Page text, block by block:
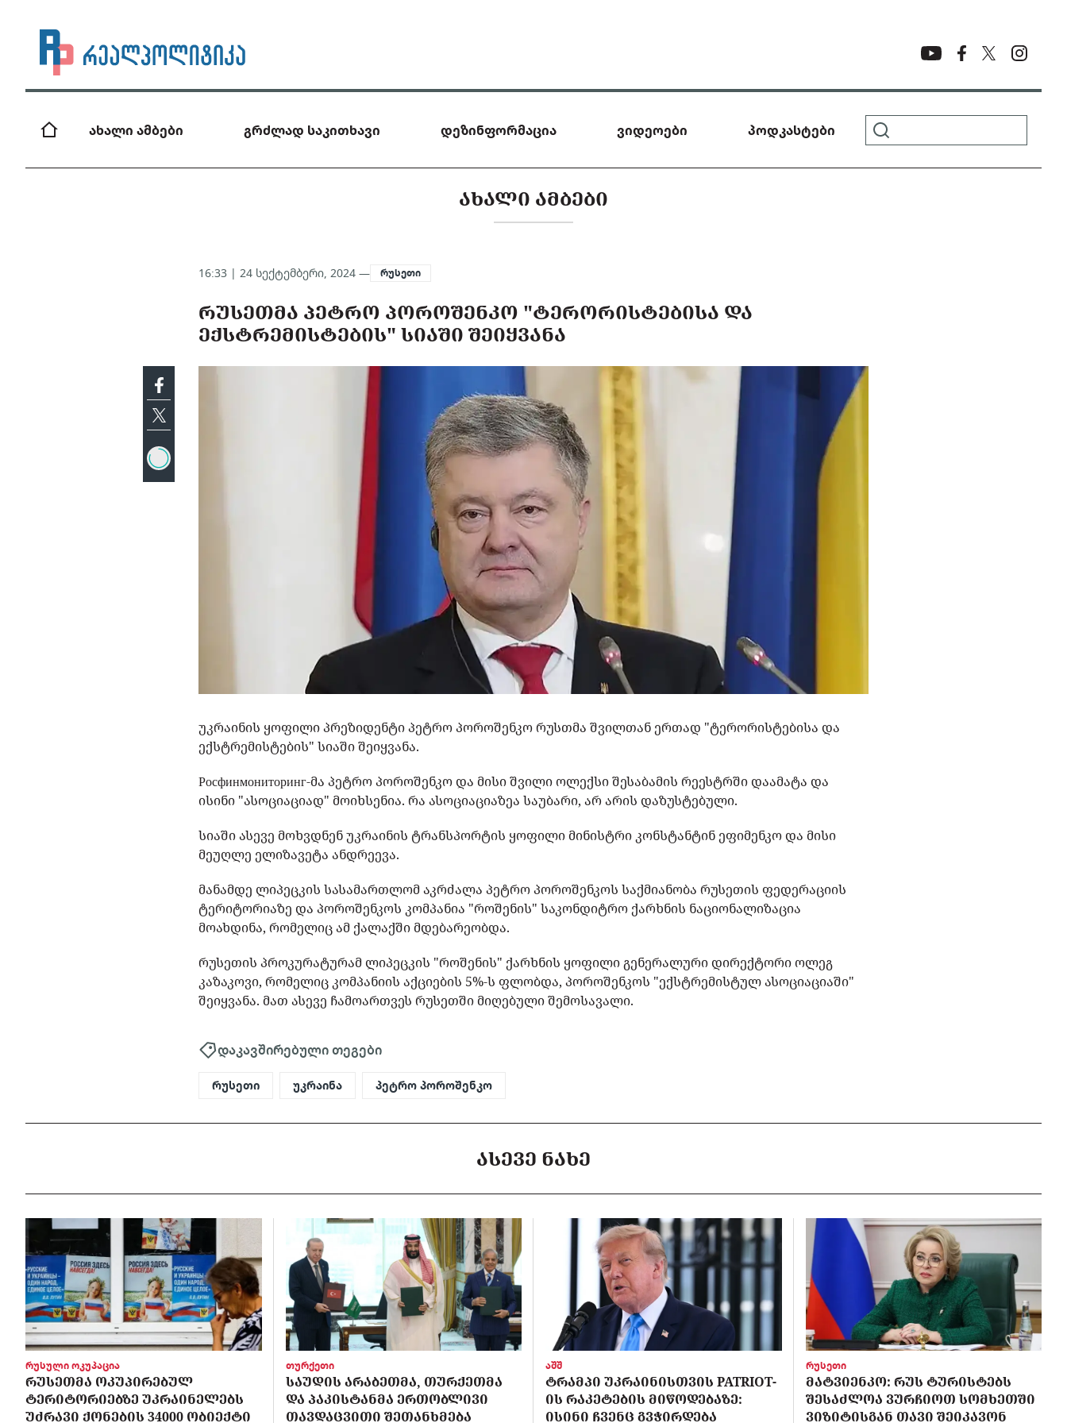
ახალი ამბები გრძლად საკითხავი დეზინფორმაცია ვიდეოები პოდკასტები
ᲐᲮᲐᲚᲘ ᲐᲛᲑᲔᲑᲘ
16:33 | 24 სექტემბერი, 2024 — რუსეთი
ᲠᲣᲡᲔᲗᲛᲐ ᲞᲔᲢᲠᲝ ᲞᲝᲠᲝᲨᲔᲜᲙᲝ "ᲢᲔᲠᲝᲠᲘᲡᲢᲔᲑᲘᲡᲐ ᲓᲐ
ᲔᲥᲡᲢᲠᲔᲛᲘᲡᲢᲔᲑᲘᲡ" ᲡᲘᲐᲨᲘ ᲨᲔᲘᲧᲕᲐᲜᲐ
უკრაინის ყოფილი პრეზიდენტი პეტრო პოროშენკო რუსთმა შვილთან ერთად "ტერორისტებისა და
ექსტრემისტების" სიაში შეიყვანა.
Росфинмониторинг-მა პეტრო პოროშენკო და მისი შვილი ოლექსი შესაბამის რეესტრში დაამატა და
ისინი "ასოციაციად" მოიხსენია. რა ასოციაციაზეა საუბარი, არ არის დაზუსტებული.
სიაში ასევე მოხვდნენ უკრაინის ტრანსპორტის ყოფილი მინისტრი კონსტანტინ ეფიმენკო და მისი
მეუღლე ელიზავეტა ანდრეევა.
მანამდე ლიპეცკის სასამართლომ აკრძალა პეტრო პოროშენკოს საქმიანობა რუსეთის ფედერაციის
ტერიტორიაზე და პოროშენკოს კომპანია "როშენის" საკონდიტრო ქარხნის ნაციონალიზაცია
მოახდინა, რომელიც ამ ქალაქში მდებარეობდა.
რუსეთის პროკურატურამ ლიპეცკის "როშენის" ქარხნის ყოფილი გენერალური დირექტორი ოლეგ
კაზაკოვი, რომელიც კომპანიის აქციების 5%-ს ფლობდა, პოროშენკოს "ექსტრემისტულ ასოციაციაში"
შეიყვანა. მათ ასევე ჩამოართვეს რუსეთში მიღებული შემოსავალი.
დაკავშირებული თეგები
რუსეთი უკრაინა პეტრო პოროშენკო
ᲐᲡᲔᲕᲔ ᲜᲐᲮᲔ
რუსული ოკუპაცია
ᲠᲣᲡᲔᲗᲛᲐ ᲝᲙᲣᲞᲘᲠᲔᲑᲣᲚ
ᲢᲔᲠᲘᲢᲝᲠᲘᲔᲑᲖᲔ ᲣᲙᲠᲐᲘᲜᲔᲚᲔᲑᲡ
ᲣᲫᲠᲐᲕᲘ ᲥᲝᲜᲔᲑᲘᲡ 34000 ᲝᲑᲘᲔᲥᲢᲘ
თურქეთი
ᲡᲐᲣᲓᲘᲡ ᲐᲠᲐᲑᲔᲗᲛᲐ, ᲗᲣᲠᲥᲔᲗᲛᲐ
ᲓᲐ ᲞᲐᲙᲘᲡᲢᲐᲜᲛᲐ ᲔᲠᲗᲝᲑᲚᲘᲕᲘ
ᲗᲐᲕᲓᲐᲪᲕᲘᲗᲘ ᲨᲔᲗᲐᲜᲮᲛᲔᲑᲐ
აშშ
ᲢᲠᲐᲛᲞᲘ ᲣᲙᲠᲐᲘᲜᲘᲡᲗᲕᲘᲡ PATRIOT-
ᲘᲡ ᲠᲐᲙᲔᲢᲔᲑᲘᲡ ᲛᲘᲬᲝᲓᲔᲑᲐᲖᲔ:
ᲘᲡᲘᲜᲘ ᲩᲕᲔᲜᲪ ᲒᲕᲭᲘᲠᲓᲔᲑᲐ
რუსეთი
ᲛᲐᲢᲕᲘᲔᲜᲙᲝ: ᲠᲣᲡ ᲢᲣᲠᲘᲡᲢᲔᲑᲡ
ᲨᲔᲡᲐᲫᲚᲝᲐ ᲕᲣᲠᲩᲘᲝᲗ ᲡᲝᲛᲮᲔᲗᲨᲘ
ᲕᲘᲖᲘᲢᲘᲡᲒᲐᲜ ᲗᲐᲕᲘ ᲨᲔᲘᲙᲐᲕᲝᲜ